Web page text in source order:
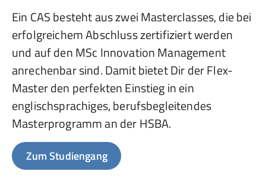
Ein CAS besteht aus zwei Masterclasses, die bei
erfolgreichem Abschluss zertifiziert werden
und auf den MSc Innovation Management
anrechenbar sind. Damit bietet Dir der Flex-
Master den perfekten Einstieg in ein
englischsprachiges, berufsbegleitendes
Masterprogramm an der HSBA.
Zum Studiengang